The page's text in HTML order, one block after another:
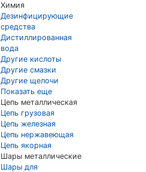
Химия
Дезинфицирующие
средства
Дистиллированная
вода
Другие кислоты
Другие смазки
Другие щелочи
Показать еще
Цепь металлическая
Цепь грузовая
Цепь железная
Цепь нержавеющая
Цепь якорная
Шары металлические
Шары для